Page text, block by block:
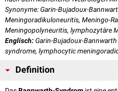
Synonyme: Garin-Bujadoux-
Meningoradikuloneuritis, Meningo-
Meningopolyneuritis, lymphozytäre
Englisch:Garin-Bujadoux-
syndrome, lymphocytic
Definition